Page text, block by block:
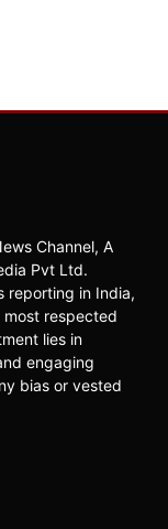
Channel, A
Pvt Ltd.
reporting in India,
most respected
lies in
engaging
bias or vested